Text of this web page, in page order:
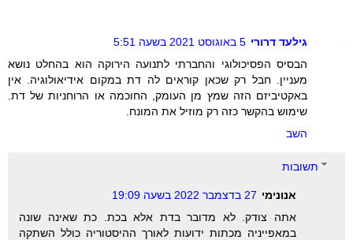
גילעד דרורי 5 באוגוסט 2021 בשעה 5:51
הבסיס הפסיכולוגי והחברתי לתנועה הירוקה הוא בהחלט נושא
מעניין. חבל רק שכאן קוראים לה דת במקום אידיאולוגיה. אין
באקטיביזם הזה שמץ מן העומק, החוכמה או הרוחניות של דת.
שימוש בהקשר כזה רק מוזיל את המונח.
השב
תשובות
אנונימי 27 בדצמבר 2022 בשעה 19:09
אתה צודק. לא מדובר בדת אלא בכת. כת שאינה שונה
במאפייניה מכתות ידועות לאורך ההיסטוריה כולל השתקה